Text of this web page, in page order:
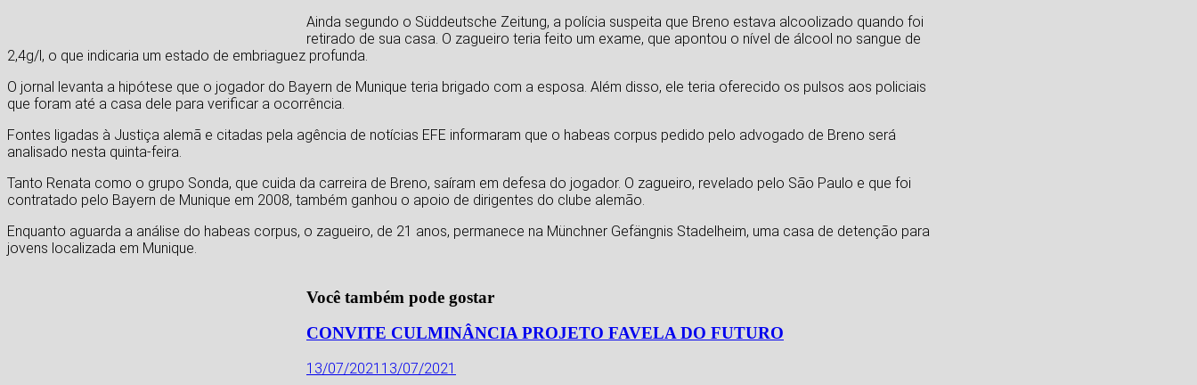
Ainda segundo o Süddeutsche Zeitung, a polícia suspeita que Breno estava alcoolizado quando foi
retirado de sua casa. O zagueiro teria feito um exame, que apontou o nível de álcool no sangue de
2,4g/l, o que indicaria um estado de embriaguez profunda.
O jornal levanta a hipótese que o jogador do Bayern de Munique teria brigado com a esposa. Além disso, ele teria oferecido os pulsos aos policiais
que foram até a casa dele para verificar a ocorrência.
Fontes ligadas à Justiça alemã e citadas pela agência de notícias EFE informaram que o habeas corpus pedido pelo advogado de Breno será
analisado nesta quinta-feira.
Tanto Renata como o grupo Sonda, que cuida da carreira de Breno, saíram em defesa do jogador. O zagueiro, revelado pelo São Paulo e que foi
contratado pelo Bayern de Munique em 2008, também ganhou o apoio de dirigentes do clube alemão.
Enquanto aguarda a análise do habeas corpus, o zagueiro, de 21 anos, permanece na Münchner Gefängnis Stadelheim, uma casa de detenção para
jovens localizada em Munique.
Você também pode gostar
CONVITE CULMINÂNCIA PROJETO FAVELA DO FUTURO
13/07/2021 13/07/2021